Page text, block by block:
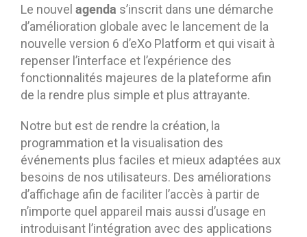
Le nouvel agenda s’inscrit dans une démarche
d’amélioration globale avec le lancement de la
nouvelle version 6 d’eXo Platform et qui visait à
repenser l’interface et l’expérience des
fonctionnalités majeures de la plateforme afin
de la rendre plus simple et plus attrayante.
Notre but est de rendre la création, la
programmation et la visualisation des
événements plus faciles et mieux adaptées aux
besoins de nos utilisateurs. Des améliorations
d’affichage afin de faciliter l’accès à partir de
n’importe quel appareil mais aussi d’usage en
introduisant l’intégration avec des applications